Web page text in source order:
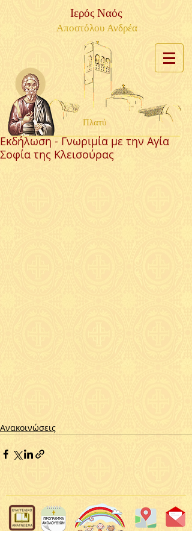
Ιερός Ναός
Αποστόλου Ανδρέα
Πλατύ
Εκδήλωση - Γνωριμία με την Αγία
Σοφία της Κλεισούρας
Ανακοινώσεις